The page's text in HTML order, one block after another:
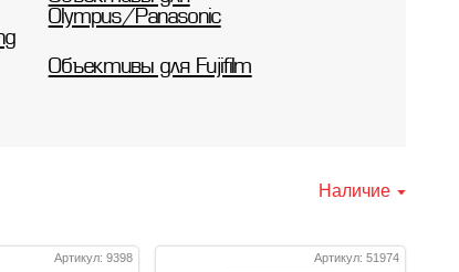
Olympus/Panasonic
Объективы для Fujifilm
Наличие
Артикул: 9398 Артикул: 51974